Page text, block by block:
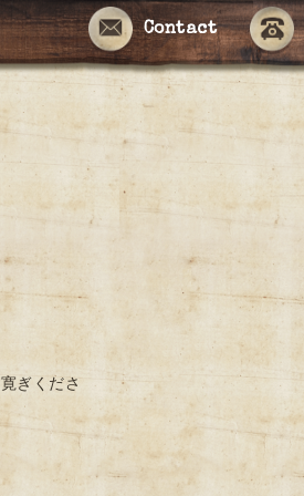
Contact
ぎくださ